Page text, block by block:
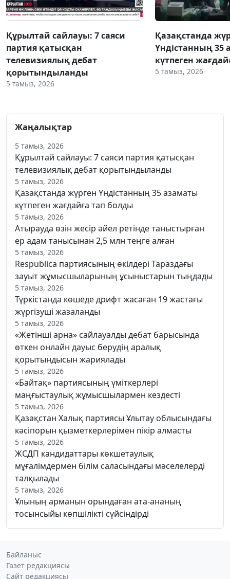
Құрылтай сайлауы: 7 саяси
партия қатысқан
телевизиялық дебат
қорытындыланды
5 тамыз, 2026
Қазақстанда
Үндістанның 35
күтпеген
5 тамыз, 2026
Жаңалықтар
5 тамыз, 2026
Құрылтай сайлауы: 7 саяси партия қатысқан
телевизиялық дебат қорытындыланды
5 тамыз, 2026
Қазақстанда жүрген Үндістанның 35 азаматы
күтпеген жағдайға тап болды
5 тамыз, 2026
Атырауда өзін жесір әйел ретінде таныстырған
ер адам танысынан 2,5 млн теңге алған
5 тамыз, 2026
Respublica партиясының өкілдері Тараздағы
зауыт жұмысшыларының ұсыныстарын тыңдады
5 тамыз, 2026
Түркістанда көшеде дрифт жасаған 19 жастағы
жүргізуші жазаланды
5 тамыз, 2026
«Жетінші арна» сайлауалды дебат барысында
өткен онлайн дауыс берудің аралық
қорытындысын жариялады
5 тамыз, 2026
«Байтақ» партиясының үміткерлері
маңғыстаулық жұмысшылармен кездесті
5 тамыз, 2026
Қазақстан Халық партиясы Ұлытау облысындағы
кәсіпорын қызметкерлерімен пікір алмасты
5 тамыз, 2026
ЖСДП кандидаттары көкшетаулық
мұғалімдермен білім саласындағы мәселелерді
талқылады
5 тамыз, 2026
Ұлының арманын орындаған ата-ананың
тосынсыйы көпшілікті сүйсіндірді
Байланыс
Газет редакциясы
Сайт редакциясы